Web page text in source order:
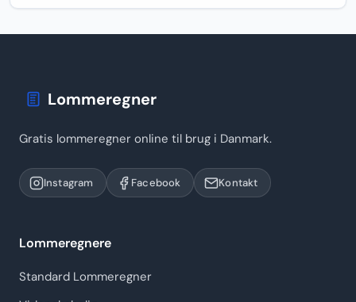
Lommeregner
Gratis lommeregner online til brug i Danmark.
Instagram Facebook Kontakt
Lommeregnere
Standard Lommeregner